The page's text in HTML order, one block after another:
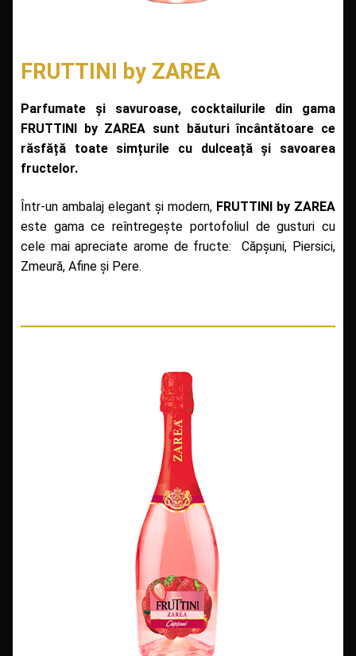
FRUTTINI by ZAREA
Parfumate și savuroase, cocktailurile din gama
FRUTTINI by ZAREA sunt băuturi încântătoare ce
răsfăță toate simțurile cu dulceață și savoarea
fructelor.
Într-un ambalaj elegant și modern, FRUTTINI by ZAREA
este gama ce reîntregește portofoliul de gusturi cu
cele mai apreciate arome de fructe: Căpșuni, Piersici,
Zmeură, Afine și Pere.